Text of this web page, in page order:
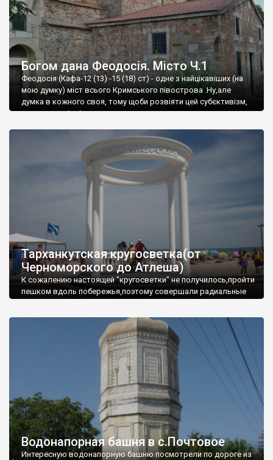
Богом дана Феодосія. Місто Ч.1
Феодосія (Кафа-12 (13) -15 (18) ст) - одне з найцікавіших (на
мою думку) міст всього Кримського півострова .Ну,але
думка в кожного своя, тому щоби розвіяти цей субєктивізм,
запрошую відвідати це
Тарханкутская кругосветка(от
Черноморского до Атлеша)
К сожалению настоящей "кругосветки" не получилось,пройти
пешком вдоль побережья,поэтому совершали радиальные
Водонапорная башня в с.Почтовое
Интересную водонапорную башню посмотрели по дороге из